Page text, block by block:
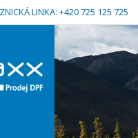
LINKA: +420 725 125 725